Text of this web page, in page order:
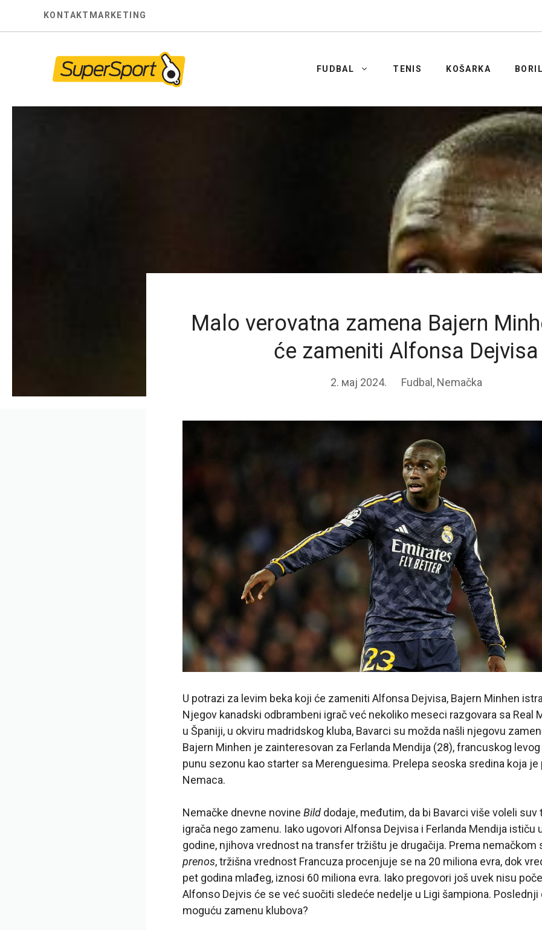
KONTAKT MARKETING
FUDBAL TENIS KOŠARKA
Malo verovatna zamena Bajern
će zameniti Alfonsa Dejvisa
2. мај 2024. Fudbal , Nemačka
U potrazi za levim beka koji će zameniti Alfonsa Dejvisa, Bajern Minhen
Njegov kanadski odbrambeni igrač već nekoliko meseci razgovara sa Real
u Španiji, u okviru madridskog kluba, Bavarci su možda našli njegovu
Bajern Minhen je zainteresovan za Ferlanda Mendija (28), francuskog
punu sezonu kao starter sa Merenguesima. Prelepa seoska sredina koja je
Nemaca.
Nemačke dnevne novine Bild dodaje, međutim, da bi Bavarci više voleli suv
igrača nego zamenu. Iako ugovori Alfonsa Dejvisa i Ferlanda Mendija ističu
godine, njihova vrednost na transfer tržištu je drugačija. Prema nemačkom
prenos, tržišna vrednost Francuza procenjuje se na 20 miliona evra, dok
pet godina mlađeg, iznosi 60 miliona evra. Iako pregovori još uvek nisu
Alfonso Dejvis će se već suočiti sledeće nedelje u Ligi šampiona. Poslednji
moguću zamenu klubova?